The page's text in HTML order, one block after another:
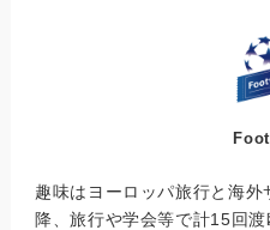
趣味はヨーロッパ旅行と海外
降、旅行や学会等で計15回